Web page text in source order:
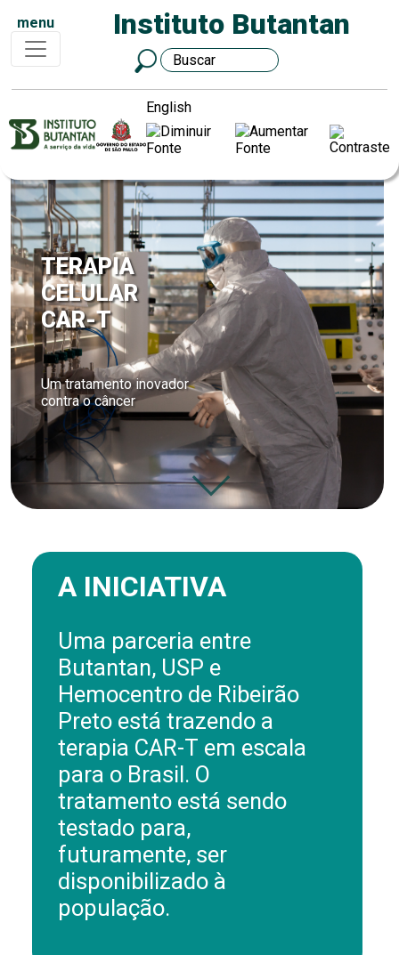
menu Instituto Butantan
English
TERAPIA
CELULAR
CAR-T
Um tratamento inovador
contra o câncer
A INICIATIVA
Uma parceria entre
Butantan, USP e
Hemocentro de Ribeirão
Preto está trazendo a
terapia CAR-T em escala
para o Brasil. O
tratamento está sendo
testado para,
futuramente, ser
disponibilizado à
população.